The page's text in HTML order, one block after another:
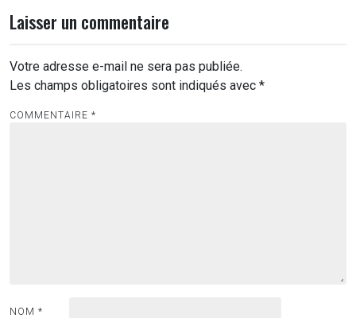
Laisser un commentaire
Votre adresse e-mail ne sera pas publiée.
Les champs obligatoires sont indiqués avec *
COMMENTAIRE *
NOM *